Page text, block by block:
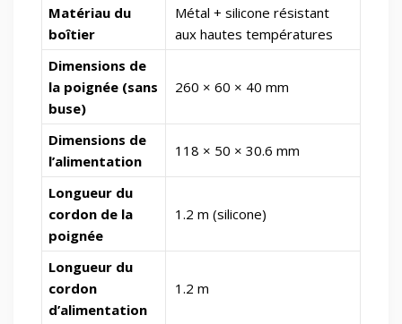
Matériau du
boîtier
Métal + silicone résistant
aux hautes températures
Dimensions de
la poignée (sans
buse)
260 × 60 × 40 mm
Dimensions de
l’alimentation
118 × 50 × 30.6 mm
Longueur du
cordon de la
poignée
1.2 m (silicone)
Longueur du
cordon
d’alimentation
1.2 m